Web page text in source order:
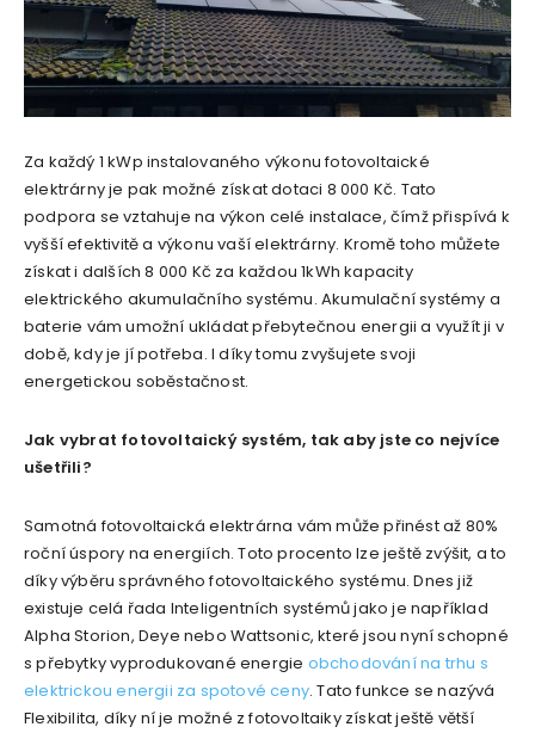
Za každý 1 kWp instalovaného výkonu fotovoltaické
elektrárny je pak možné získat dotaci 8 000 Kč. Tato
podpora se vztahuje na výkon celé instalace, čímž přispívá k
vyšší efektivitě a výkonu vaší elektrárny. Kromě toho můžete
získat i dalších 8 000 Kč za každou 1kWh kapacity
elektrického akumulačního systému. Akumulační systémy a
baterie vám umožní ukládat přebytečnou energii a využít ji v
době, kdy je jí potřeba. I díky tomu zvyšujete svoji
energetickou soběstačnost.
Jak vybrat fotovoltaický systém, tak aby jste co nejvíce
ušetřili?
Samotná fotovoltaická elektrárna vám může přinést až 80%
roční úspory na energiích. Toto procento lze ještě zvýšit, a to
díky výběru správného fotovoltaického systému. Dnes již
existuje celá řada Inteligentních systémů jako je například
Alpha Storion, Deye nebo Wattsonic, které jsou nyní schopné
s přebytky vyprodukované energie obchodování na trhu s
elektrickou energii za spotové ceny. Tato funkce se nazývá
Flexibilita, díky ní je možné z fotovoltaiky získat ještě větší